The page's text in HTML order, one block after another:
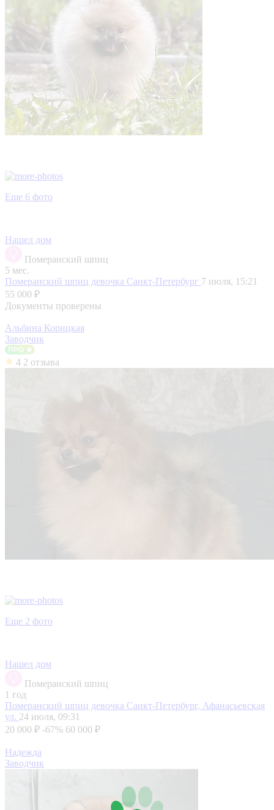
Еще 6 фото
Нашел дом
Померанский шпиц
5 мес.
Померанский шпиц девочка Санкт-Петербург 7 июля, 15:21
55 000 ₽
Документы проверены
Альбина Корицкая
Заводчик
4 2 отзыва
Еще 2 фото
Нашел дом
Померанский шпиц
1 год
Померанский шпиц девочка Санкт-Петербург, Афанасьевская
ул. 24 июля, 09:31
20 000 ₽ -67% 60 000 ₽
Надежда
Заводчик